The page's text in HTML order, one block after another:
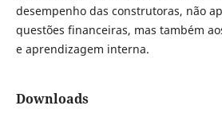
desempenho das construtoras, não
questões financeiras, mas também
e aprendizagem interna.
Downloads